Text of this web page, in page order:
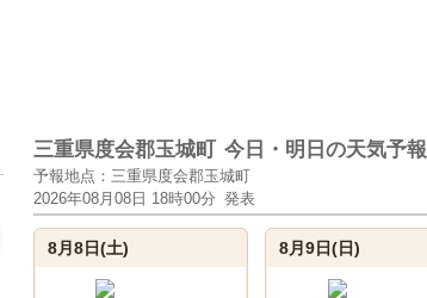
三重県度会郡玉城町 今日・明日の天気予報
予報地点：三重県度会郡玉城町
2026年08月08日 18時00分 発表
8月8日(土) 8月9日(日)